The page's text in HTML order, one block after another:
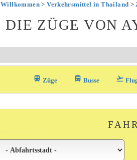
Willkommen>Verkehrsmittel in Thailand >
DIE ZÜGE VON
train Züge directions_bus_filled Busse flight_takeoff